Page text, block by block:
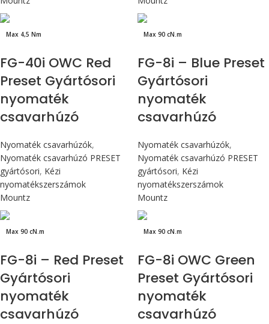
Max 4,5 Nm
FG-40i OWC Red
Preset Gyártósori
nyomaték
csavarhúzó
Nyomaték csavarhúzók,
Nyomaték csavarhúzó PRESET
gyártósori, Kézi
nyomatékszerszámok
Mountz
Max 90 cN.m
FG-8i – Blue Preset
Gyártósori
nyomaték
csavarhúzó
Nyomaték csavarhúzók,
Nyomaték csavarhúzó PRESET
gyártósori, Kézi
nyomatékszerszámok
Mountz
Max 90 cN.m
FG-8i – Red Preset
Gyártósori
nyomaték
csavarhúzó
Max 90 cN.m
FG-8i OWC Green
Preset Gyártósori
nyomaték
csavarhúzó